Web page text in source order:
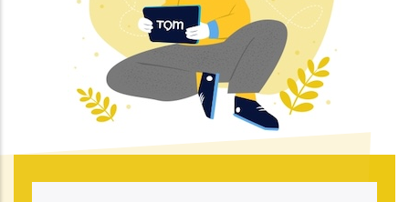
enkrat iskrena hvala za vaš čas in
predvsem poslušnost.
Hvala za vaš odgovor :). In spodbudne
besede. Ja bilo je kar dovolj neprijetno